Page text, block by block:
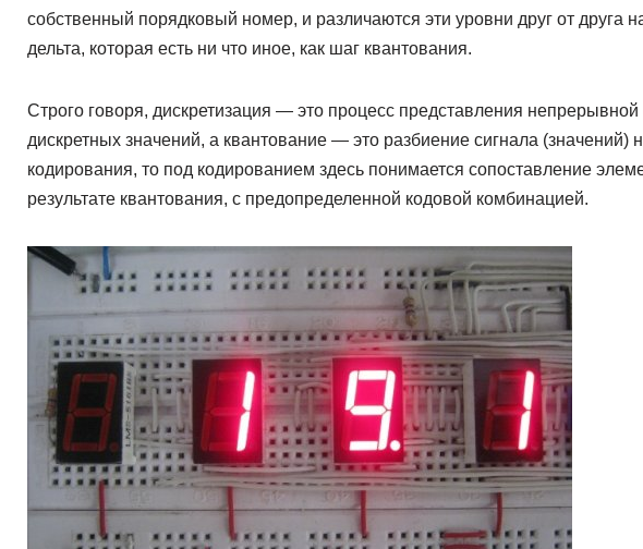
собственный порядковый номер, и различаются эти уровни друг от друга
дельта, которая есть ни что иное, как шаг квантования.
Строго говоря, дискретизация — это процесс представления
дискретных значений, а квантование — это разбиение сигнала (значений)
кодирования, то под кодированием здесь понимается сопоставление
результате квантования, с предопределенной кодовой комбинацией.